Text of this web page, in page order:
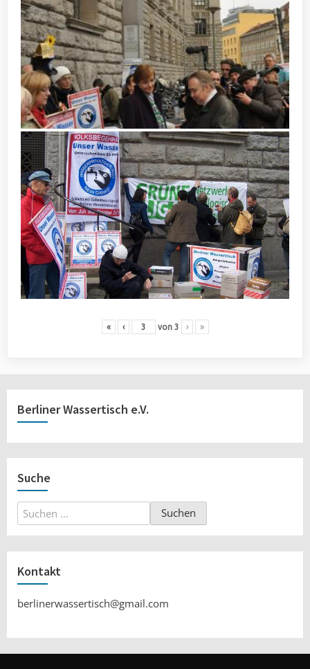
« ‹ von 3 › »
Berliner Wassertisch e.V.
Suche
Suchen
nach:
Kontakt
berlinerwassertisch@gmail.com